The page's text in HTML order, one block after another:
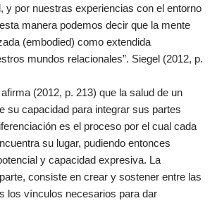
y por nuestras experiencias con el entorno
manera podemos decir que la mente
(embodied) como extendida
mundos relacionales”. Siegel (2012, p.
(2012, p. 213) que la salud de un
su capacidad para integrar sus partes
es el proceso por el cual cada
su lugar, pudiendo entonces
y capacidad expresiva. La
consiste en crear y sostener entre las
los vínculos necesarios para dar